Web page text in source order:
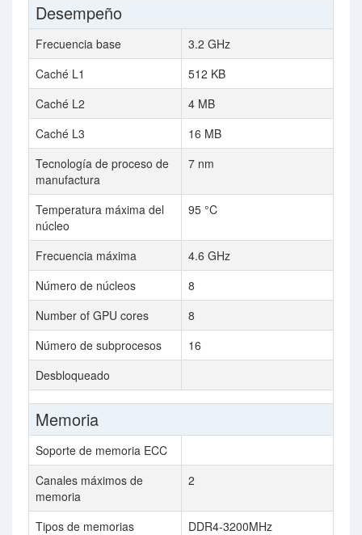
Desempeño
Frecuencia base
3.2 GHz
Caché L1
512 KB
Caché L2
4 MB
Caché L3
16 MB
Tecnología de proceso de
manufactura
7 nm
Temperatura máxima del
núcleo
95 °C
Frecuencia máxima
4.6 GHz
Número de núcleos
8
Number of GPU cores
8
Número de subprocesos
16
Desbloqueado
Memoria
Soporte de memoria ECC
Canales máximos de
memoria
2
Tipos de memorias
DDR4-3200MHz